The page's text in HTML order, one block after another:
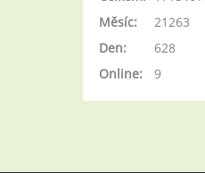
Online: 9
Měsíc:
21263
Den:
628